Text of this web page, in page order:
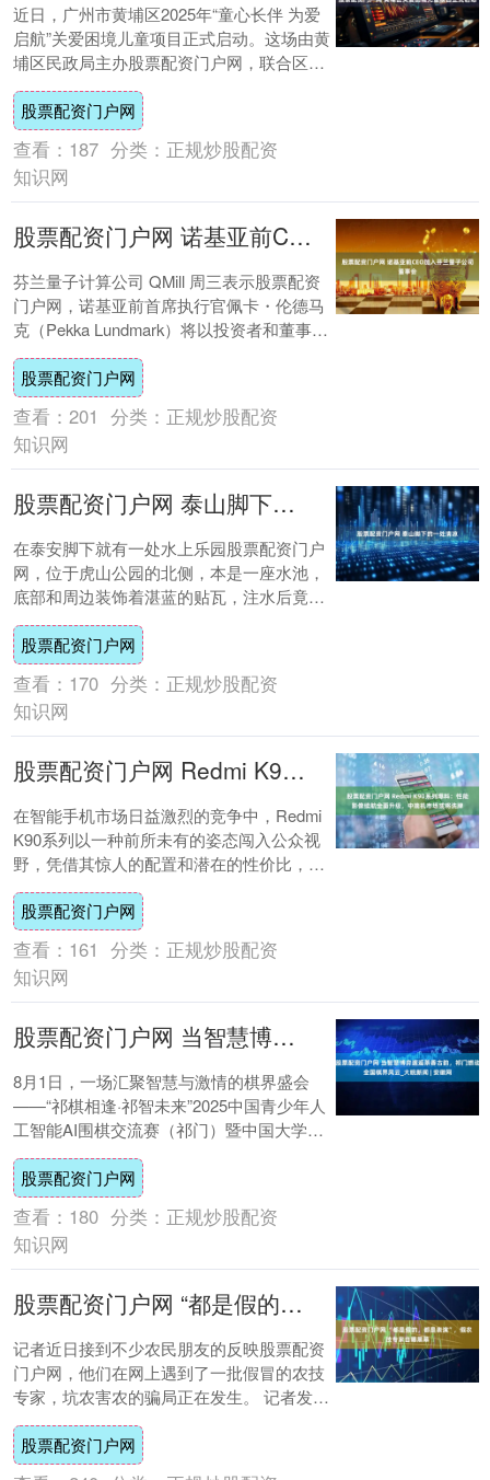
近日，广州市黄埔区2025年“童心长伴 为爱
启航”关爱困境儿童项目正式启动。这场由黄
埔区民政局主办股票配资门户网，联合区委
政法委、区检察院、区交投集团、各镇
街、....
股票配资门户网
查看： 187 分类： 正规炒股配资
知识网
股票配资门户网 诺基亚前CEO加入芬兰量子公司董事会
芬兰量子计算公司 QMill 周三表示股票配资
门户网，诺基亚前首席执行官佩卡・伦德马
克（Pekka Lundmark）将以投资者和董事会
成员的身份加入该公司。 ....
股票配资门户网
查看： 201 分类： 正规炒股配资
知识网
股票配资门户网 泰山脚下的一处清凉
在泰安脚下就有一处水上乐园股票配资门户
网，位于虎山公园的北侧，本是一座水池，
底部和周边装饰着湛蓝的贴瓦，注水后竟成
了会呼吸的蓝海，在阳光下折射出碎钻般的
光，连空....
股票配资门户网
查看： 170 分类： 正规炒股配资
知识网
股票配资门户网 Redmi K90系列爆料：性能影像续航全面升级，中端机市场或将洗牌
在智能手机市场日益激烈的竞争中，Redmi
K90系列以一种前所未有的姿态闯入公众视
野，凭借其惊人的配置和潜在的性价比，成
为2025年下半年备受瞩目的焦点。据多....
股票配资门户网
查看： 161 分类： 正规炒股配资
知识网
股票配资门户网 当智慧博弈邂逅茶香古韵，祁门燃动全国棋界风云_大皖新闻 | 安徽网
8月1日，一场汇聚智慧与激情的棋界盛会
——“祁棋相逢·祁智未来”2025中国青少年人
工智能AI围棋交流赛（祁门）暨中国大学生
计算机博弈大赛暨第十九届中国计算机博....
股票配资门户网
查看： 180 分类： 正规炒股配资
知识网
股票配资门户网 “都是假的，都是表演”，假农技专家自曝黑幕
记者近日接到不少农民朋友的反映股票配资
门户网，他们在网上遇到了一批假冒的农技
专家，坑农害农的骗局正在发生。 记者发
现“史老师说农业”，出镜者竟和另一个名
为“河南....
股票配资门户网